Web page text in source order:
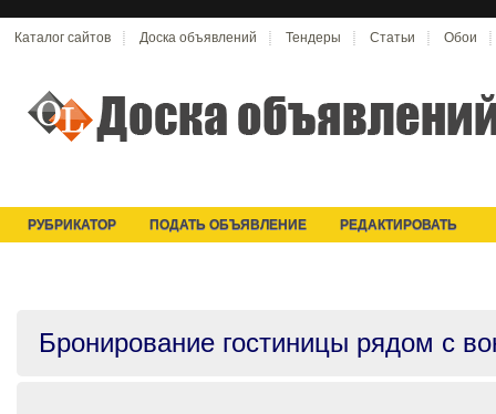
Каталог сайтов Доска объявлений Тендеры Статьи Обои
РУБРИКАТОР ПОДАТЬ ОБЪЯВЛЕНИЕ РЕДАКТИРОВАТЬ
Бронирование гостиницы рядом с